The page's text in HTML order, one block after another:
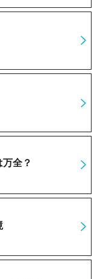
全？